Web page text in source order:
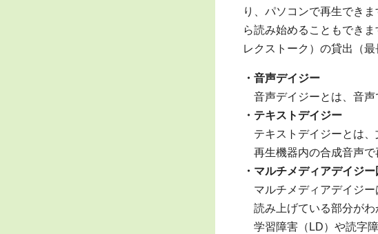
り、パソコンで再生でき
ら読み始めることもでき
レクストーク）の貸出（最
・音声デイジー
音声デイジーとは、音声
・テキストデイジー
テキストデイジーとは、
再生機器内の合成音声で
・マルチメディアデイジ
マルチメディアデイジー
読み上げている部分がわ
学習障害（LD）や読字